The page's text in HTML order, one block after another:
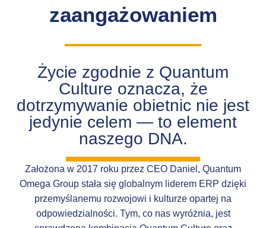
zaangażowaniem
Życie zgodnie z Quantum
Culture oznacza, że
dotrzymywanie obietnic nie jest
jedynie celem — to element
naszego DNA.
Założona w 2017 roku przez CEO Daniel, Quantum
Omega Group stała się globalnym liderem ERP dzięki
przemyślanemu rozwojowi i kulturze opartej na
odpowiedzialności. Tym, co nas wyróżnia, jest